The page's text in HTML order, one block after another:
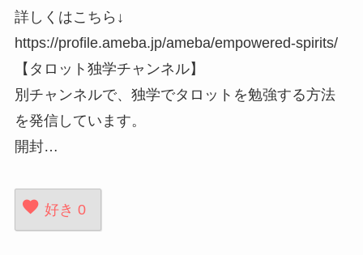
詳しくはこちら↓
https://profile.ameba.jp/ameba/empowered-spirits/
【タロット独学チャンネル】
別チャンネルで、独学でタロットを勉強する方法
を発信しています。
開封…
好き 0